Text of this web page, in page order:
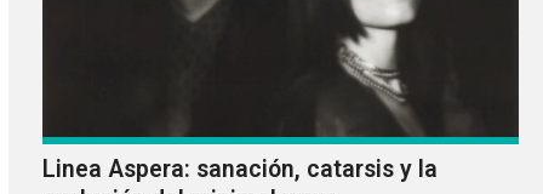
Linea Aspera: sanación, catarsis y la